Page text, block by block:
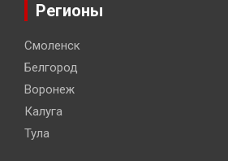
Регионы
Смоленск
Белгород
Воронеж
Калуга
Тула